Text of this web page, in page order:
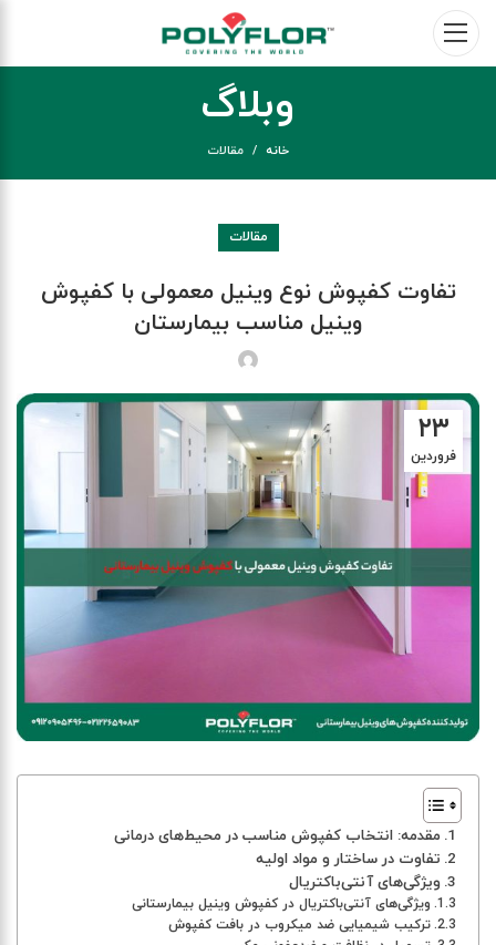
وبلاگ
خانه مقالات
مقالات
تفاوت کفپوش نوع وینیل معمولی با کفپوش
وینیل مناسب بیمارستان
۲۳
فروردین
مقدمه: انتخاب کفپوش مناسب در محیط‌های درمانی
تفاوت در ساختار و مواد اولیه
ویژگی‌های آنتی‌باکتریال
ویژگی‌های آنتی‌باکتریال در کفپوش وینیل بیمارستانی
ترکیب شیمیایی ضد میکروب در بافت کفپوش